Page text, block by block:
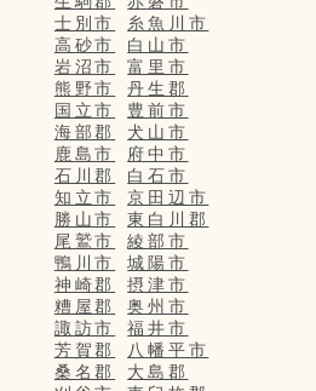
士別市
糸魚川市
高砂市
白山市
岩沼市
富里市
熊野市
丹生郡
国立市
豊前市
海部郡
犬山市
鹿島市
府中市
石川郡
白石市
知立市
京田辺市
勝山市
東白川郡
尾鷲市
綾部市
鴨川市
城陽市
神崎郡
摂津市
糟屋郡
奥州市
諏訪市
福井市
芳賀郡
八幡平市
桑名郡
大島郡